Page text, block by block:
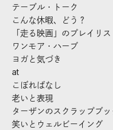
テーブル・トーク
こんな休暇、どう？
「走る映画」のプレイリス
ワンモア・ハーブ
ヨガと気づき
at
こぼればなし
老いと表現
ターザンのスクラップブッ
笑いとウェルビーイング